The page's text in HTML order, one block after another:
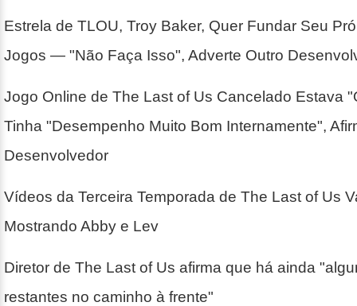
Estrela de TLOU, Troy Baker, Quer Fundar Seu
Jogos — "Não Faça Isso", Adverte Outro
Jogo Online de The Last of Us Cancelado Estava
Tinha "Desempenho Muito Bom Internamente",
Desenvolvedor
Vídeos da Terceira Temporada de The Last of Us
Mostrando Abby e Lev
Diretor de The Last of Us afirma que há ainda
restantes no caminho à frente"